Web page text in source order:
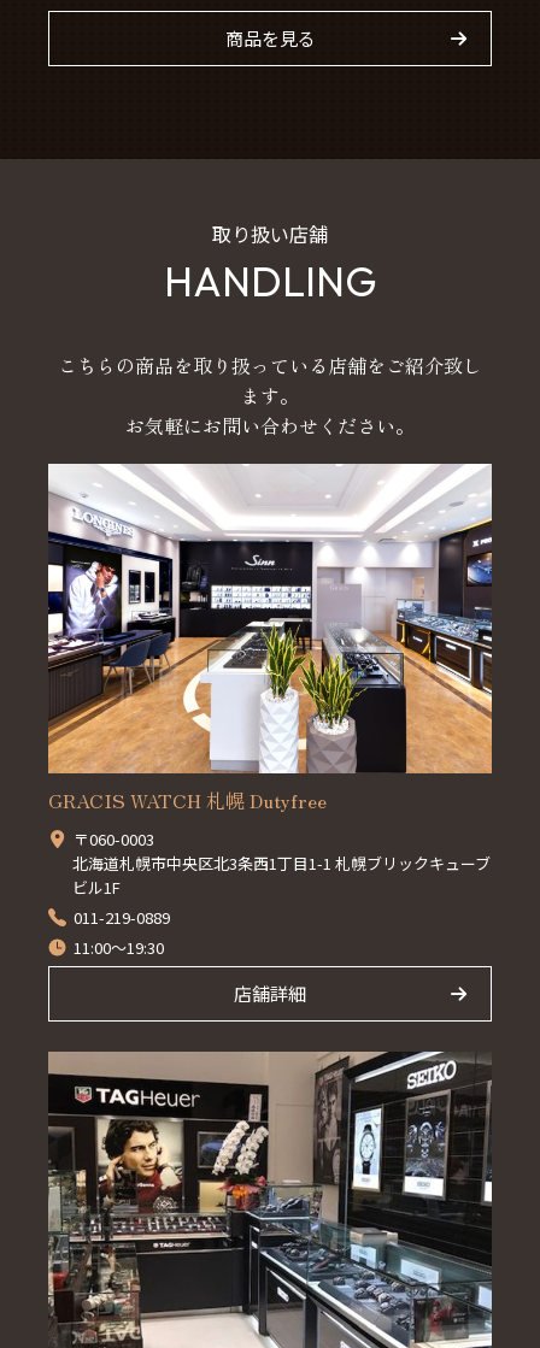
商品を見る
取り扱い店舗
HANDLING
こちらの商品を取り扱っている店舗をご紹介致し
ます。
お気軽にお問い合わせください。
GRACIS WATCH 札幌 Dutyfree
〒060-0003
北海道札幌市中央区北3条西1丁目1-1 札幌ブリックキューブ
ビル1F
011-219-0889
11:00～19:30
店舗詳細